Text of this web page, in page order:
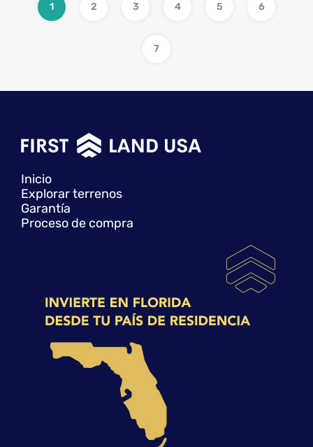
1 2 3 4 5 6
7
Inicio
Explorar terrenos
Garantía
Proceso de compra